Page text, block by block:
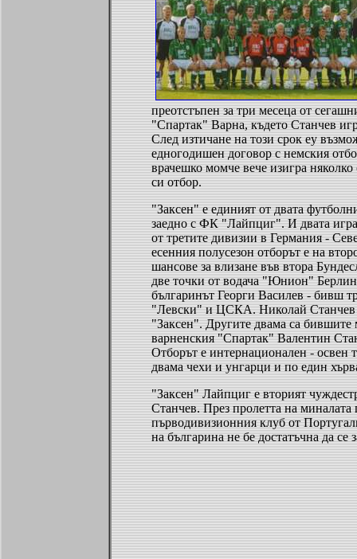
преотстъпен за три месеца от
"Спартак" Варна, където Станчев
След изтичане на този срок еу
едногодишен договор с немския
врачешко момче вече изигра
си отбор.
"Заксен" е единият от двата
заедно с ФК "Лайпциг". И двата
от третите дивизии в Германия -
есенния полусезон отборът е на
шансове за влизане във втора
две точки от водача "Юнион"
българинът Георги Василев - бивш
"Левски" и ЦСКА. Николай Станчев
"Заксен". Другите двама са бившите
варненския "Спартак" Валентин
Отборът е интернационален - освен
двама чехи и унгарци и по един
"Заксен" Лайпциг е вторият
Станчев. През пролетта на миналата
първодивизионния клуб от
на българина не бе достатъчна да се